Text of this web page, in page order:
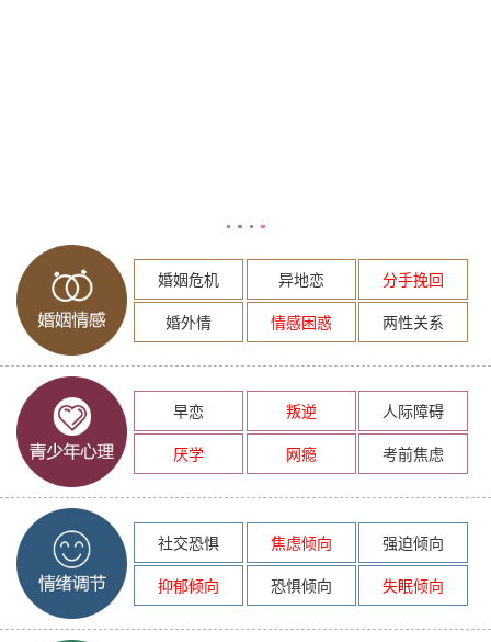
婚姻危机 异地恋
分手挽回
婚外情
情感困惑 两性关系
早恋 叛逆
人际障碍
厌学
网瘾 考前焦虑
社交恐惧 焦虑倾向
强迫倾向
抑郁倾向
恐惧倾向 失眠倾向